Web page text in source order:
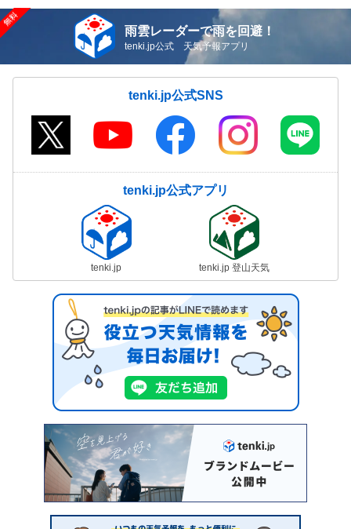
雨雲レーダーで雨を回避！
tenki.jp公式 天気予報アプリ
tenki.jp公式SNS
tenki.jp公式アプリ
tenki.jp tenki.jp 登山天気